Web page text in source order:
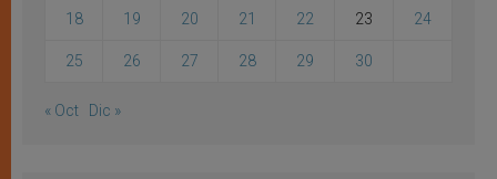
18 19 20 21 22 23 24
25 26 27 28 29 30
« Oct Dic »